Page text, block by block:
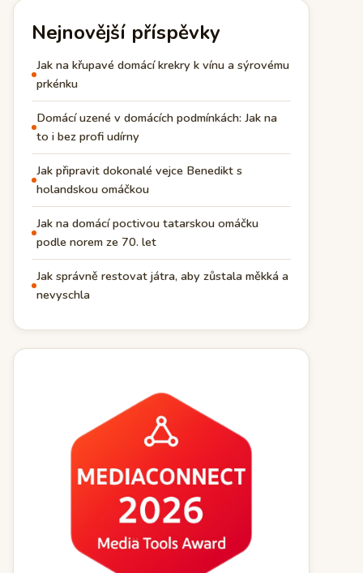
Nejnovější příspěvky
Jak na křupavé domácí krekry k vínu a sýrovému
prkénku
Domácí uzené v domácích podmínkách: Jak na
to i bez profi udírny
Jak připravit dokonalé vejce Benedikt s
holandskou omáčkou
Jak na domácí poctivou tatarskou omáčku
podle norem ze 70. let
Jak správně restovat játra, aby zůstala měkká a
nevyschla